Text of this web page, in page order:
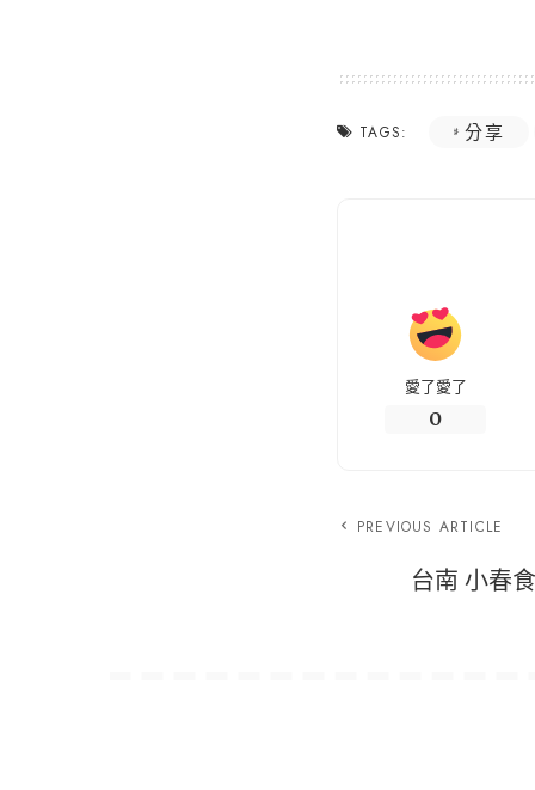
TAGS: 分享
愛了愛了
0
PREVIOUS ARTICLE
台南 小春